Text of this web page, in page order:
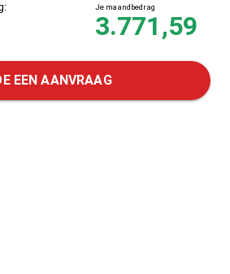
Je maandbedrag
3.771,59
EEN AANVRAAG